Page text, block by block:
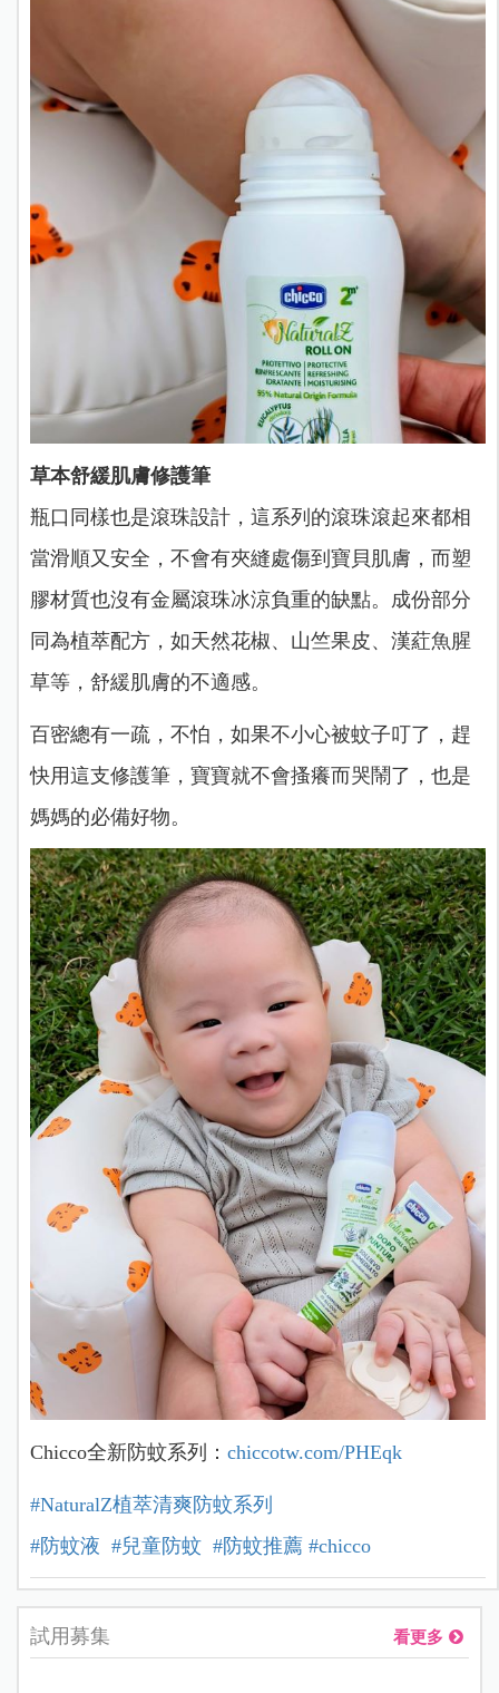
草本舒緩肌膚修護筆
瓶口同樣也是滾珠設計，這系列的滾珠滾起來都相
當滑順又安全，不會有夾縫處傷到寶貝肌膚，而塑
膠材質也沒有金屬滾珠冰涼負重的缺點。成份部分
同為植萃配方，如天然花椒、山竺果皮、漢葒魚腥
草等，舒緩肌膚的不適感。
百密總有一疏，不怕，如果不小心被蚊子叮了，趕
快用這支修護筆，寶寶就不會搔癢而哭鬧了，也是
媽媽的必備好物。
Chicco全新防蚊系列： chiccotw.com/PHEqk
#NaturalZ植萃清爽防蚊系列
#防蚊液 #兒童防蚊 #防蚊推薦 #chicco
試用募集 看更多